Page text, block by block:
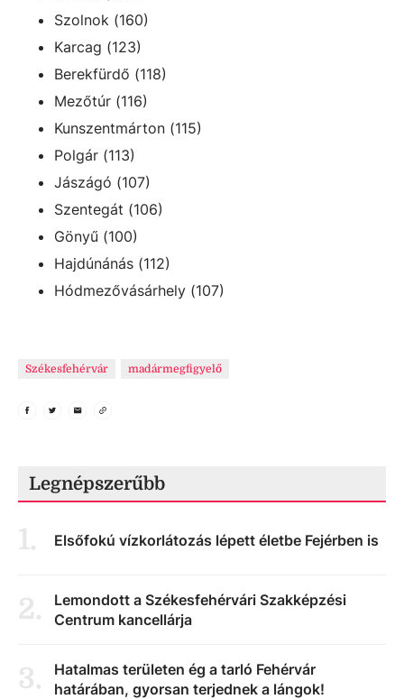
Szolnok (160)
Karcag (123)
Berekfürdő (118)
Mezőtúr (116)
Kunszentmárton (115)
Polgár (113)
Jászágó (107)
Szentegát (106)
Gönyű (100)
Hajdúnánás (112)
Hódmezővásárhely (107)
Székesfehérvár madármegfigyelő
Legnépszerűbb
1. Elsőfokú vízkorlátozás lépett életbe Fejérben is
2.
Lemondott a Székesfehérvári Szakképzési
Centrum kancellárja
3.
Hatalmas területen ég a tarló Fehérvár
határában, gyorsan terjednek a lángok!